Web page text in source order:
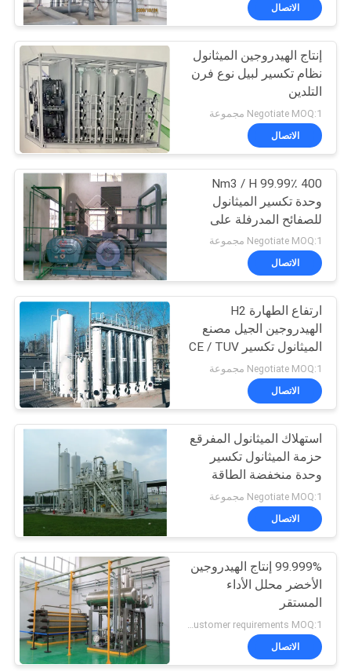
الجودة
اتصل
أخبار
القضايا
اطلب
عرض
أسعار
NEWS
خريطة
الموقع
سياسة
الخصوصية
الاتصال
إنتاج الهيدروجين الميثانول
نظام تكسير لبيل نوع فرن
التلدين
Negotiate MOQ:1 مجموعة
الاتصال
400 Nm3 / H 99.99٪
وحدة تكسير الميثانول
للصفائح المدرفلة على
البارد
Negotiate MOQ:1 مجموعة
الاتصال
ارتفاع الطهارة H2
الهيدروجين الجيل مصنع
الميثانول تكسير CE / TUV
Ceritificate
Negotiate MOQ:1 مجموعة
الاتصال
استهلاك الميثانول المفرقع
حزمة الميثانول تكسير
وحدة منخفضة الطاقة
Negotiate MOQ:1 مجموعة
الاتصال
99.999% إنتاج الهيدروجين
الأخضر محلل الأداء
المستقر
الاتصال